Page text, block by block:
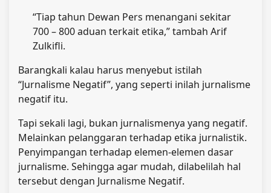
“Tiap tahun Dewan Pers menangani sekitar
700 – 800 aduan terkait etika,” tambah Arif
Zulkifli.
Barangkali kalau harus menyebut istilah
“Jurnalisme Negatif”, yang seperti inilah jurnalisme
negatif itu.
Tapi sekali lagi, bukan jurnalismenya yang negatif.
Melainkan pelanggaran terhadap etika jurnalistik.
Penyimpangan terhadap elemen-elemen dasar
jurnalisme. Sehingga agar mudah, dilabelilah hal
tersebut dengan Jurnalisme Negatif.